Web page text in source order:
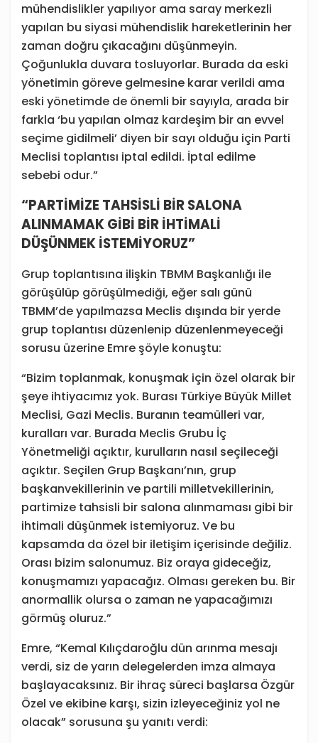
mühendislikler yapılıyor ama saray merkezli
yapılan bu siyasi mühendislik hareketlerinin her
zaman doğru çıkacağını düşünmeyin.
Çoğunlukla duvara tosluyorlar. Burada da eski
yönetimin göreve gelmesine karar verildi ama
eski yönetimde de önemli bir sayıyla, arada bir
farkla ‘bu yapılan olmaz kardeşim bir an evvel
seçime gidilmeli’ diyen bir sayı olduğu için Parti
Meclisi toplantısı iptal edildi. İptal edilme
sebebi odur.”
“PARTİMİZE TAHSİSLİ BİR SALONA
ALINMAMAK GİBİ BİR İHTİMALİ
DÜŞÜNMEK İSTEMİYORUZ”
Grup toplantısına ilişkin TBMM Başkanlığı ile
görüşülüp görüşülmediği, eğer salı günü
TBMM’de yapılmazsa Meclis dışında bir yerde
grup toplantısı düzenlenip düzenlenmeyeceği
sorusu üzerine Emre şöyle konuştu:
“Bizim toplanmak, konuşmak için özel olarak bir
şeye ihtiyacımız yok. Burası Türkiye Büyük Millet
Meclisi, Gazi Meclis. Buranın teamülleri var,
kuralları var. Burada Meclis Grubu İç
Yönetmeliği açıktır, kurulların nasıl seçileceği
açıktır. Seçilen Grup Başkanı’nın, grup
başkanvekillerinin ve partili milletvekillerinin,
partimize tahsisli bir salona alınmaması gibi bir
ihtimali düşünmek istemiyoruz. Ve bu
kapsamda da özel bir iletişim içerisinde değiliz.
Orası bizim salonumuz. Biz oraya gideceğiz,
konuşmamızı yapacağız. Olması gereken bu. Bir
anormallik olursa o zaman ne yapacağımızı
görmüş oluruz.”
Emre, “Kemal Kılıçdaroğlu dün arınma mesajı
verdi, siz de yarın delegelerden imza almaya
başlayacaksınız. Bir ihraç süreci başlarsa Özgür
Özel ve ekibine karşı, sizin izleyeceğiniz yol ne
olacak” sorusuna şu yanıtı verdi: